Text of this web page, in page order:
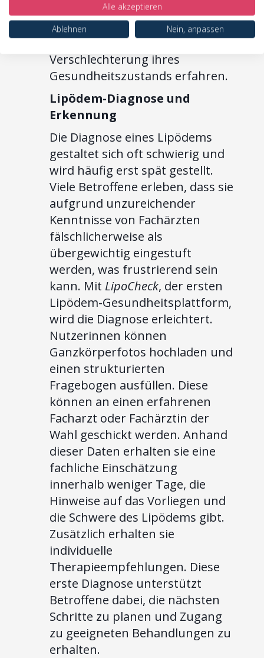
den Wechseljahren ohne
präventive Maßnahmen oder
Behandlungen oft eine
Verschlechterung ihres
Gesundheitszustands erfahren.
Lipödem-Diagnose und
Erkennung
Die Diagnose eines Lipödems
gestaltet sich oft schwierig und
wird häufig erst spät gestellt.
Viele Betroffene erleben, dass sie
aufgrund unzureichender
Kenntnisse von Fachärzten
fälschlicherweise als
übergewichtig eingestuft
werden, was frustrierend sein
kann. Mit LipoCheck, der ersten
Lipödem-Gesundheitsplattform,
wird die Diagnose erleichtert.
Nutzerinnen können
Ganzkörperfotos hochladen und
einen strukturierten
Fragebogen ausfüllen. Diese
können an einen erfahrenen
Facharzt oder Fachärztin der
Wahl geschickt werden. Anhand
dieser Daten erhalten sie eine
fachliche Einschätzung
innerhalb weniger Tage, die
Hinweise auf das Vorliegen und
die Schwere des Lipödems gibt.
Zusätzlich erhalten sie
individuelle
Therapieempfehlungen. Diese
erste Diagnose unterstützt
Betroffene dabei, die nächsten
Schritte zu planen und Zugang
zu geeigneten Behandlungen zu
erhalten.
Alle akzeptieren
Ablehnen
Nein, anpassen